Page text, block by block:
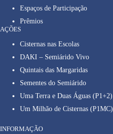
Espaços de Participação
Prêmios
AÇÕES
Cisternas nas Escolas
DAKI – Semiárido Vivo
Quintais das Margaridas
Sementes do Semiárido
Uma Terra e Duas Águas (P1+2)
Um Milhão de Cisternas (P1MC)
INFORMAÇÃO